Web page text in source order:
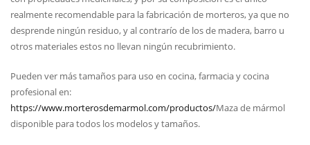
realmente recomendable para la fabricación de morteros, ya que no
desprende ningún residuo, y al contrarío de los de madera, barro u
otros materiales estos no llevan ningún recubrimiento.
Pueden ver más tamaños para uso en cocina, farmacia y cocina
profesional en:
https://www.morterosdemarmol.com/productos/Maza de mármol
disponible para todos los modelos y tamaños.